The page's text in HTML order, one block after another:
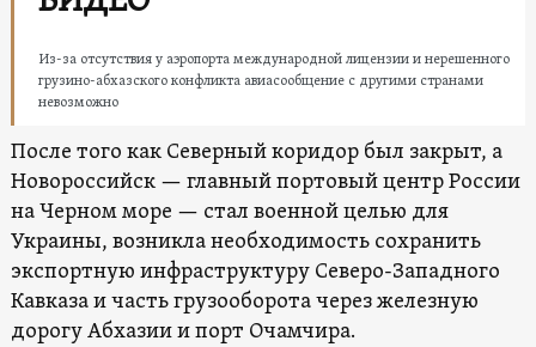
Из-за отсутствия у аэропорта международной лицензии и нерешенного
грузино-абхазского конфликта авиасообщение с другими странами
невозможно
После того как Северный коридор был закрыт, а
Новороссийск — главный портовый центр России
на Черном море — стал военной целью для
Украины, возникла необходимость сохранить
экспортную инфраструктуру Северо-Западного
Кавказа и часть грузооборота через железную
дорогу Абхазии и порт Очамчира.